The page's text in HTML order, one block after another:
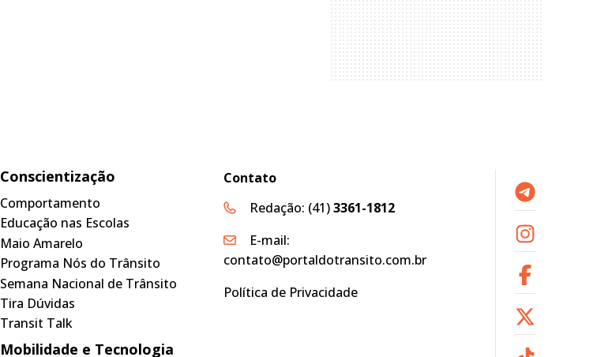
Conscientização
Comportamento
Educação nas Escolas
Maio Amarelo
Programa Nós do Trânsito
Semana Nacional de Trânsito
Tira Dúvidas
Transit Talk
Mobilidade e Tecnologia
Contato
Redação: (41)3361-1812
E-mail:
contato@portaldotransito.com.br
Política de Privacidade